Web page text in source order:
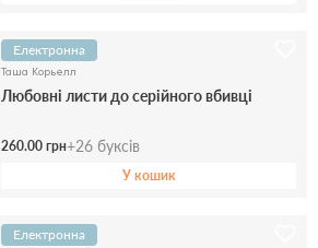
Електронна
Таша Корьелл
Любовні листи до серійного вбивці
260.00 грн+26 буксів
У кошик
Електронна